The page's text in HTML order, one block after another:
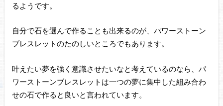
るようです。
自分で石を選んで作ることも出来るのが、パワーストーン
ブレスレットのたのしいところでもあります。
叶えたい夢を強く意識させたいなと考えているのなら、パ
ワーストーンブレスレットは一つの夢に集中した組み合わ
せの石で作ると良いと言われています。